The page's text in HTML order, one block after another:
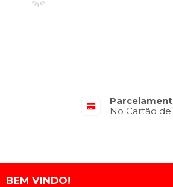
No Cartão
BEM VINDO!